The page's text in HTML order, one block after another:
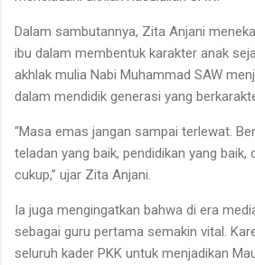
Dalam sambutannya, Zita Anjani
ibu dalam membentuk karakter anak
akhlak mulia Nabi Muhammad SAW
dalam mendidik generasi yang
“Masa emas jangan sampai terlewat.
teladan yang baik, pendidikan yang baik,
cukup,” ujar Zita Anjani.
Ia juga mengingatkan bahwa di era
sebagai guru pertama semakin vital.
seluruh kader PKK untuk menjadikan